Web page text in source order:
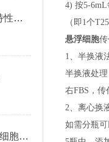
HOS 细胞（人骨肉瘤细胞）特性与功能
一起来了解一下中国仓鼠卵巢细胞的基本特点
4) 按5-
（即1个
悬浮细胞
1、半换液
半换液处
右FBS，
2、离心换
如需分瓶